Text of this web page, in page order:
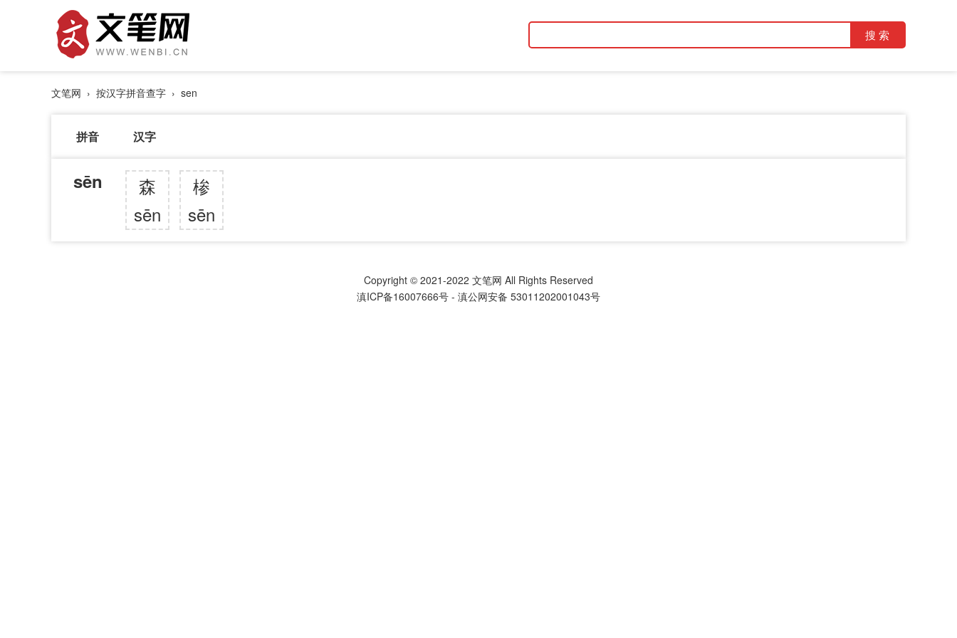
文笔网 › 按汉字拼音查字 › sen
拼音 汉字
sēn
森
sēn
椮
sēn
Copyright © 2021-2022 文笔网 All Rights Reserved
滇ICP备16007666号 - 滇公网安备 53011202001043号